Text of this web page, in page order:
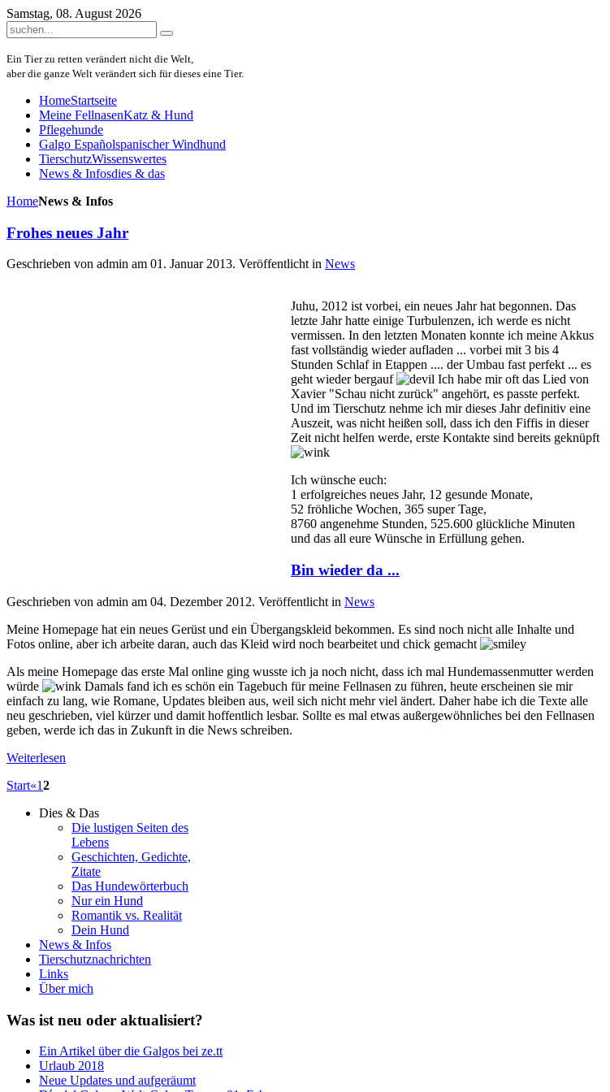
Samstag, 08. August 2026
Ein Tier zu retten verändert nicht die Welt,
aber die ganze Welt verändert sich für dieses eine Tier.
HomeStartseite
Meine FellnasenKatz & Hund
Pflegehunde
Galgo Españolspanischer Windhund
TierschutzWissenswertes
News & Infosdies & das
HomeNews & Infos
Frohes neues Jahr
Geschrieben von admin am 01. Januar 2013. Veröffentlicht in News
Juhu, 2012 ist vorbei, ein neues Jahr hat begonnen. Das
letzte Jahr hatte einige Turbulenzen, ich werde es nicht
vermissen. In den letzten Monaten konnte ich meine Akkus
fast vollständig wieder aufladen ... vorbei mit 3 bis 4
Stunden Schlaf in Etappen .... der Umbau fast perfekt ... es
geht wieder bergauf
Ich habe mir oft das Lied von
Xavier "Schau nicht zurück" angehört, es passte perfekt.
Und im Tierschutz nehme ich mir dieses Jahr definitiv eine
Auszeit, was nicht heißen soll, dass ich den Fiffis in dieser
Zeit nicht helfen werde, erste Kontakte sind bereits geknüpft
Ich wünsche euch:
1 erfolgreiches neues Jahr, 12 gesunde Monate,
52 fröhliche Wochen, 365 super Tage,
8760 angenehme Stunden, 525.600 glückliche Minuten
und das all eure Wünsche in Erfüllung gehen.
Bin wieder da ...
Geschrieben von admin am 04. Dezember 2012. Veröffentlicht in News
Meine Homepage hat ein neues Gerüst und ein Übergangskleid bekommen. Es sind noch nicht alle Inhalte und
Fotos online, aber ich arbeite daran, auch das Kleid wird noch bearbeitet und chick gemacht
Als meine Homepage das erste Mal online ging wusste ich ja noch nicht, dass ich mal Hundemassenmutter werden
würde
Damals fand ich es schön ein Tagebuch für meine Fellnasen zu führen, heute erscheinen sie mir
einfach zu lang, wie Romane, Updates bleiben aus, weil sich nicht mehr viel ändert. Daher habe ich die Texte alle
neu geschrieben, viel kürzer und damit hoffentlich lesbar. Sollte es mal etwas außergewöhnliches bei den Fellnasen
geben, werde ich das in Zukunft in die News schreiben.
Weiterlesen
Start«12
Dies & Das
Die lustigen Seiten des
Lebens
Geschichten, Gedichte,
Zitate
Das Hundewörterbuch
Nur ein Hund
Romantik vs. Realität
Dein Hund
News & Infos
Tierschutznachrichten
Links
Über mich
Was ist neu oder aktualisiert?
Ein Artikel über die Galgos bei ze.tt
Urlaub 2018
Neue Updates und aufgeräumt